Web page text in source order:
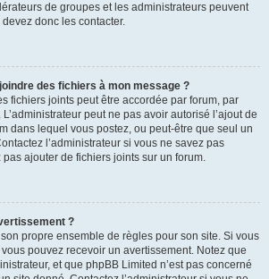
de groupes et les administrateurs peuvent
donc les contacter.
des fichiers à mon message ?
fichiers joints peut être accordée par forum, par
peut ne pas avoir autorisé l’ajout de
dans lequel vous postez, ou peut-être que seul un
l’administrateur si vous ne savez pas
ajouter de fichiers joints sur un forum.
?
propre ensemble de règles pour son site. Si vous
pouvez recevoir un avertissement. Notez que
et que phpBB Limited n’est pas concerné